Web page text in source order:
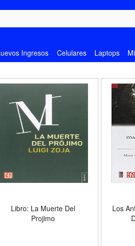
Ingresos Celulares Laptops
Libro: La Muerte Del
Projimo
Los